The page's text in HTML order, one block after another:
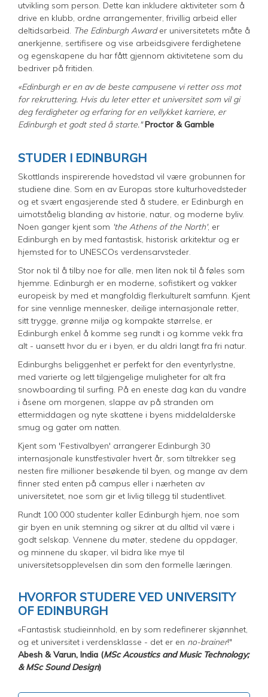
utvikling som person. Dette kan inkludere aktiviteter som å
drive en klubb, ordne arrangementer, frivillig arbeid eller
deltidsarbeid. The Edinburgh Awarder universitetets måte å
anerkjenne, sertifisere og vise arbeidsgivere ferdighetene
og egenskapene du har fått gjennom aktivitetene som du
bedriver på fritiden.
«Edinburgh er en av de beste campusene vi retter oss mot
for rekruttering. Hvis du leter etter et universitet som vil gi
deg ferdigheter og erfaring for en vellykket karriere, er
Edinburgh et godt sted å starte." Proctor & Gamble
STUDER I EDINBURGH
Skottlands inspirerende hovedstad vil være grobunnen for
studiene dine. Som en av Europas store kulturhovedsteder
og et svært engasjerende sted å studere, er Edinburgh en
uimotståelig blanding av historie, natur, og moderne byliv.
Noen ganger kjent som 'the Athens of the North', er
Edinburgh en by med fantastisk, historisk arkitektur og er
hjemsted for to UNESCOs verdensarvsteder.
Stor nok til å tilby noe for alle, men liten nok til å føles som
hjemme. Edinburgh er en moderne, sofistikert og vakker
europeisk by med et mangfoldig flerkulturelt samfunn. Kjent
for sine vennlige mennesker, deilige internasjonale retter,
sitt trygge, grønne miljø og kompakte størrelse, er
Edinburgh enkel å komme seg rundt i og komme vekk fra
alt - uansett hvor du er i byen, er du aldri langt fra fri natur.
Edinburghs beliggenhet er perfekt for den eventyrlystne,
med varierte og lett tilgjengelige muligheter for alt fra
snowboarding til surfing. På en eneste dag kan du vandre
i åsene om morgenen, slappe av på stranden om
ettermiddagen og nyte skattene i byens middelalderske
smug og gater om natten.
Kjent som 'Festivalbyen' arrangerer Edinburgh 30
internasjonale kunstfestivaler hvert år, som tiltrekker seg
nesten fire millioner besøkende til byen, og mange av dem
finner sted enten på campus eller i nærheten av
universitetet, noe som gir et livlig tillegg til studentlivet.
Rundt 100 000 studenter kaller Edinburgh hjem, noe som
gir byen en unik stemning og sikrer at du alltid vil være i
godt selskap. Vennene du møter, stedene du oppdager,
og minnene du skaper, vil bidra like mye til
universitetsopplevelsen din som den formelle læringen.
HVORFOR STUDERE VED UNIVERSITY
OF EDINBURGH
«Fantastisk studieinnhold, en by som redefinerer skjønnhet,
og et universitet i verdensklasse - det er en no-brainer!"
Abesh & Varun, India (MSc Acoustics and Music Technology;
& MSc Sound Design)